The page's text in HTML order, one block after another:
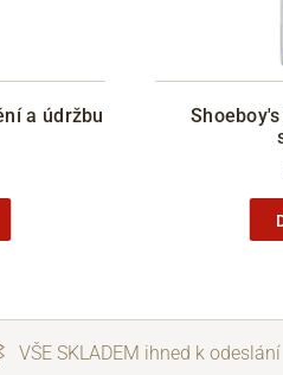
a údržbu
VŠE SKLADEM ihned k odeslání